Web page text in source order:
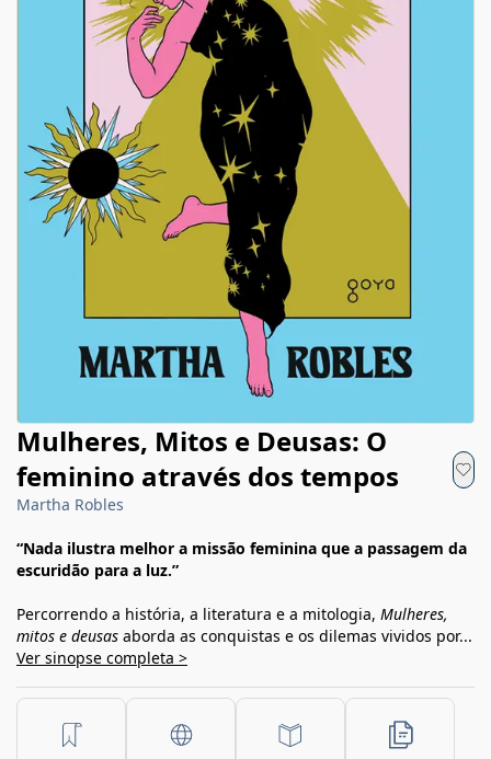
Mulheres, Mitos e Deusas: O
feminino através dos tempos
Martha Robles
“Nada ilustra melhor a missão feminina que a passagem da
escuridão para a luz.”
Percorrendo a história, a literatura e a mitologia, Mulheres,
mitos e deusas aborda as conquistas e os dilemas vividos por...
Ver sinopse completa >